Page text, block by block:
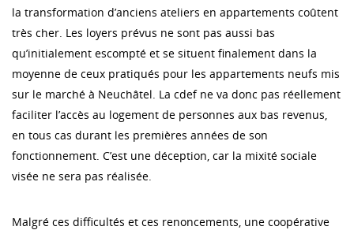
la transformation d’anciens ateliers en appartements coûtent
très cher. Les loyers prévus ne sont pas aussi bas
qu’initialement escompté et se situent finalement dans la
moyenne de ceux pratiqués pour les appartements neufs mis
sur le marché à Neuchâtel. La cdef ne va donc pas réellement
faciliter l’accès au logement de personnes aux bas revenus,
en tous cas durant les premières années de son
fonctionnement. C’est une déception, car la mixité sociale
visée ne sera pas réalisée.
Malgré ces difficultés et ces renoncements, une coopérative